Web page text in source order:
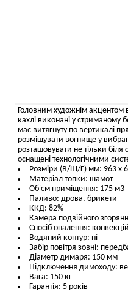
Головним художнім акцентом
кахлі виконані у стриманому
має витягнуту по вертикалі
розміщувати вогнище у
розташовувати не тільки
оснащені технологічними
Розміри (В/Ш/Г) мм: 963 х
Матеріал топки: шамот
Об'єм приміщення: 175 м3
Паливо: дрова, брикети
ККД: 82%
Камера подвійного
Спосіб опалення:
Водяний контур: ні
Забір повітря зовні:
Діаметр димаря: 150 мм
Підключення димоходу:
Вага: 150 кг
Гарантія: 5 років